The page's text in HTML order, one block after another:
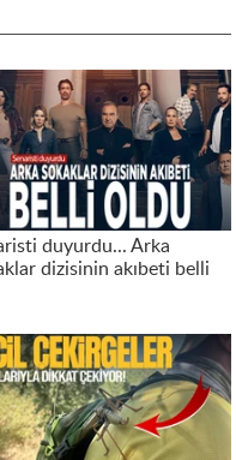
duyurdu... Arka
dizisinin akıbeti belli